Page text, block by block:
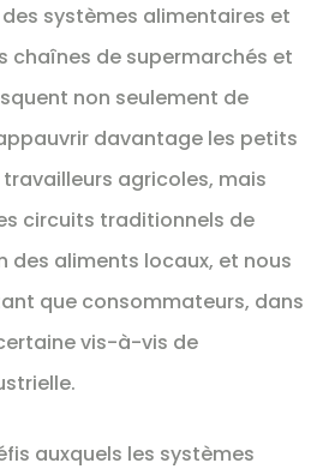
systèmes alimentaires et
chaînes de supermarchés et
non seulement de
davantage les petits
agricoles, mais
circuits traditionnels de
des aliments locaux, et nous
que consommateurs, dans
vis-à-vis de
auxquels les systèmes